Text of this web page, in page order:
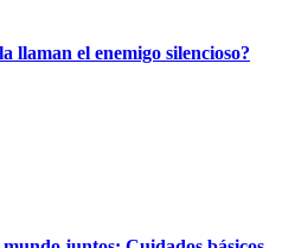
llaman el enemigo silencioso?